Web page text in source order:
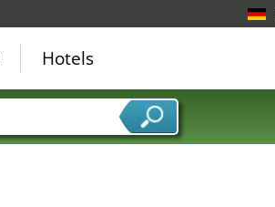
Hotels